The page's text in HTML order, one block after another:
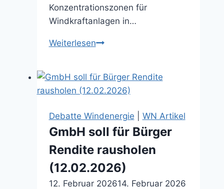
Konzentrationszonen für
Windkraftanlagen in…
WeiterlesenBürgerprotest
Debatte Windenergie WN Artikel
GmbH soll für Bürger
Rendite rausholen
(12.02.2026)
12. Februar 202614. Februar 2026